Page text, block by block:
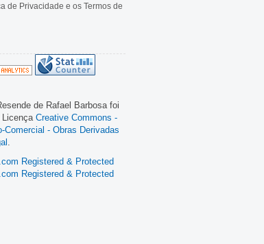
de Privacidade e os Termos de
de Rafael Barbosa foi
Licença Creative Commons -
Comercial - Obras Derivadas